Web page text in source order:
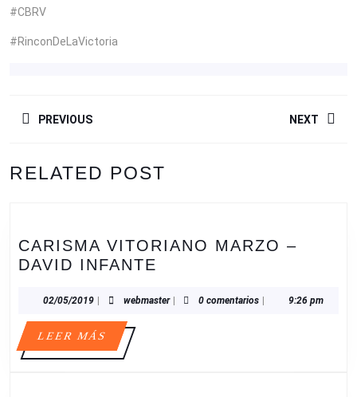
#CBRV
#RinconDeLaVictoria
DEPREVIOUS
anterior:
NEXT
RELATED POST
CARISMA VITORIANO MARZO –
DAVID INFANTE
MARZO
02/05/201902/05/2019
| webmasterwebmaster
| 0 comentarios | 9:26 pm
LEER MÁSLEER
MÁS